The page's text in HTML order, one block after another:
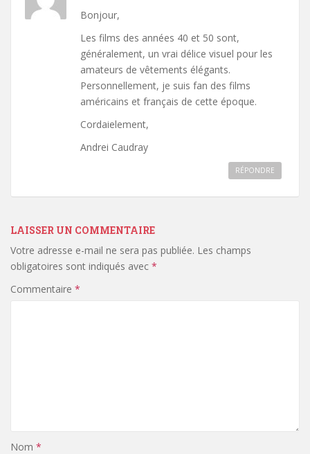
Bonjour,
Les films des années 40 et 50 sont,
généralement, un vrai délice visuel pour les
amateurs de vêtements élégants.
Personnellement, je suis fan des films
américains et français de cette époque.
Cordaielement,
Andrei Caudray
RÉPONDRE
LAISSER UN COMMENTAIRE
Votre adresse e-mail ne sera pas publiée. Les champs
obligatoires sont indiqués avec *
Commentaire *
Nom *